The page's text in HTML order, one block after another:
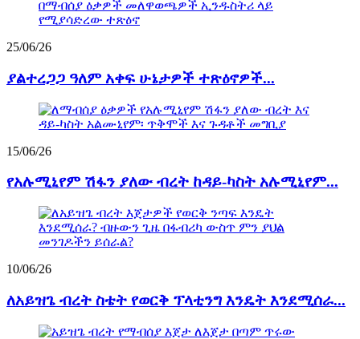
25/06/26
ያልተረጋጋ ዓለም አቀፍ ሁኔታዎች ተጽዕኖዎች...
15/06/26
የአሉሚኒየም ሽፋን ያለው ብረት ከዳይ-ካስት አሉሚኒየም...
10/06/26
ለአይዝጌ ብረት ስቴት የወርቅ ፕላቲንግ እንዴት እንደሚሰራ...